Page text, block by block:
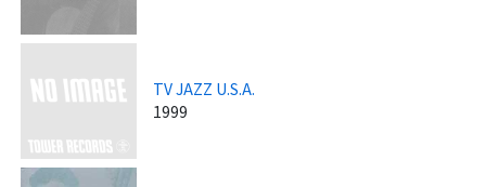
TV JAZZ U.S.A.
1999